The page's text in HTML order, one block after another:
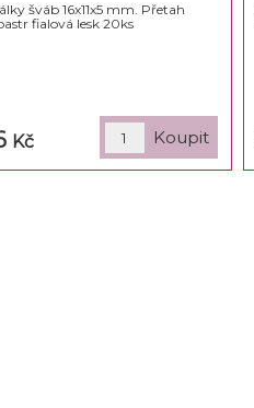
šváb 16x11x5 mm. Přetah
fialová lesk 20ks
Kč